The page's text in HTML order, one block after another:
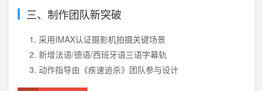
三、制作团队新突破
采用IMAX认证摄影机拍摄关键场景
新增法语/德语/西班牙语三语字幕轨
动作指导由《疾速追杀》团队参与设计